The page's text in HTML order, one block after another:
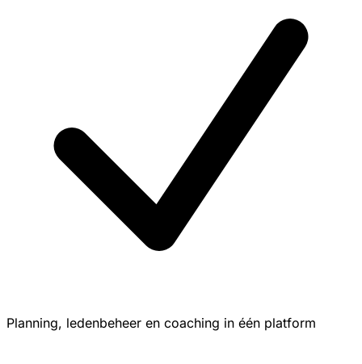
Planning, ledenbeheer en coaching in één platform